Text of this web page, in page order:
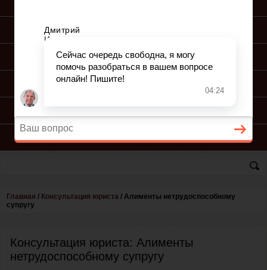
ПОДГОТОВКА ИСКА
ПОДАЧА ИСКА
КОНСУЛЬТАЦИЯ ЮРИСТА
Главная / Консультация юриста / Алименты нетрудоспособному
супругу
Консультация юриста: Алименты
нетрудоспособному супругу